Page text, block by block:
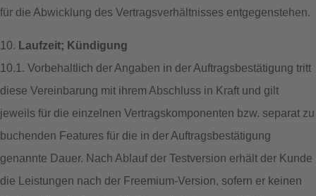
für die Abwicklung des Vertragsverhältnisses entgegenstehen.
10. Laufzeit; Kündigung
10.1. Vorbehaltlich der Angaben in der Auftragsbestätigung tritt
diese Vereinbarung mit ihrem Abschluss in Kraft und gilt
jeweils für die einzelnen Vertragskomponenten bzw. separat zu
buchenden Features für die in der Auftragsbestätigung
genannte Dauer. Nach Ablauf der Testversion erhält der Kunde
die Leistungen nach der Freemium-Version, sofern er keinen